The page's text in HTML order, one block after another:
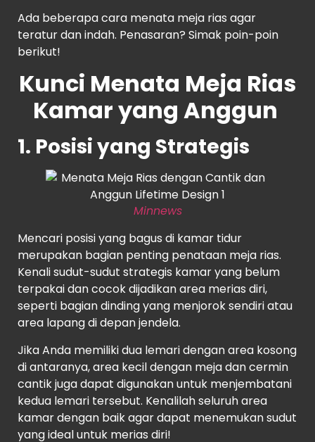
Ada beberapa cara menata meja rias agar
teratur dan indah. Penasaran? Simak poin-poin
berikut!
Kunci Menata Meja Rias
Kamar yang Anggun
1. Posisi yang Strategis
Minnews
Mencari posisi yang bagus di kamar tidur
merupakan bagian penting penataan meja rias.
Kenali sudut-sudut strategis kamar yang belum
terpakai dan cocok dijadikan area merias diri,
seperti bagian dinding yang menjorok sendiri atau
area lapang di depan jendela.
Jika Anda memiliki dua lemari dengan area kosong
di antaranya, area kecil dengan meja dan cermin
cantik juga dapat digunakan untuk menjembatani
kedua lemari tersebut. Kenalilah seluruh area
kamar dengan baik agar dapat menemukan sudut
yang ideal untuk merias diri!